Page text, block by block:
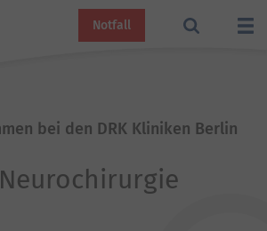
Notfall
bei den DRK Kliniken Berlin